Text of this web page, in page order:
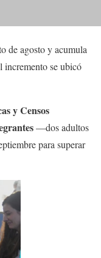
de agosto y acumula
incremento se ubicó
y Censos
—dos adultos
para superar